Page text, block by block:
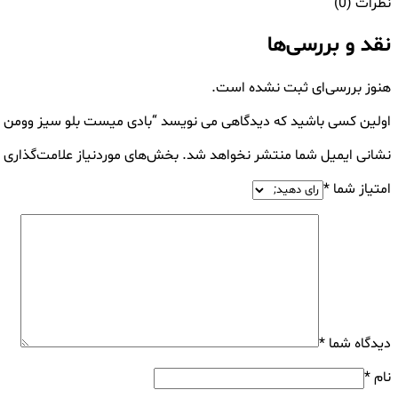
نقد و بررسی‌ها
هنوز بررسی‌ای ثبت نشده است.
اولین کسی باشید که دیدگاهی می نویسد “بادی میست بلو سیز
نشانی ایمیل شما منتشر نخواهد شد. بخش‌های موردنیاز
امتیاز شما *
دیدگاه شما *
نام*